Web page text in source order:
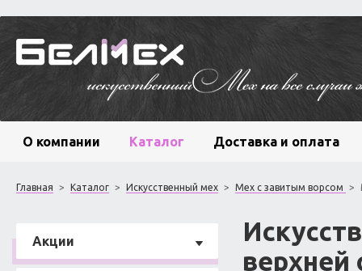
О компании Каталог Доставка и оплата
Главная > Каталог > Искусственный мех > Мех с завитым ворсом >
Акции